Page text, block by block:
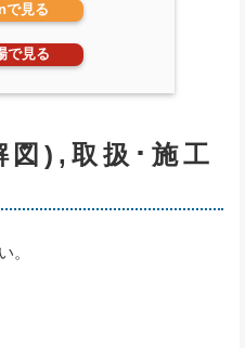
で見る
で見る
図),取扱･施工
。